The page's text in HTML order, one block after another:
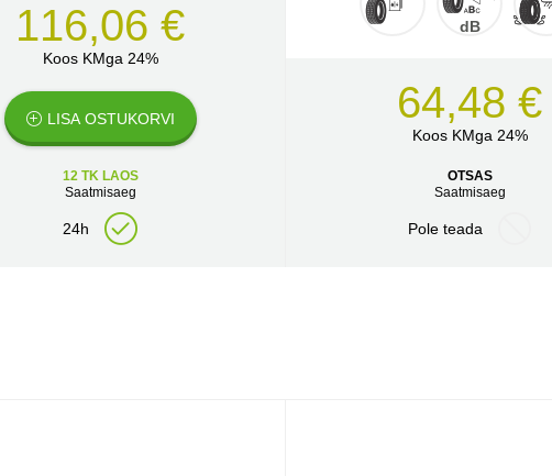
116,06 €
Koos KMga 24%
LISA OSTUKORVI
12 TK LAOS
Saatmisaeg
24h
dB
64,48 €
Koos KMga 24%
OTSAS
Saatmisaeg
Pole teada